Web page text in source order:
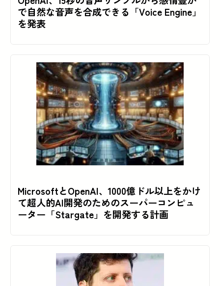
で自然な音声を合成できる「Voice Engine」
を発表
MicrosoftとOpenAI、1000億ドル以上をかけ
て超人的AI開発のためのスーパーコンピュ
ーター「Stargate」を開発する計画